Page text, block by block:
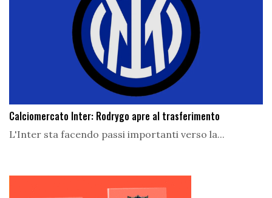
Calciomercato Inter: Rodrygo apre al trasferimento
L'Inter sta facendo passi importanti verso la...